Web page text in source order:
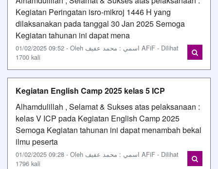
Kegiatan Peringatan isro-mikroj 1446 H yang
dilaksanakan pada tanggal 30 Jan 2025 Semoga
Kegiatan tahunan ini dapat mena
01/02/2025 09:52 - Oleh اسمي : محمد عفيف AFiF - Dilihat
1700 kali
Kegiatan English Camp 2025 kelas 5 ICP
Alhamdulillah , Selamat & Sukses atas pelaksanaan :
kelas V ICP pada Kegiatan English Camp 2025
Semoga Kegiatan tahunan ini dapat menambah bekal
ilmu peserta
01/02/2025 09:28 - Oleh اسمي : محمد عفيف AFiF - Dilihat
1796 kali